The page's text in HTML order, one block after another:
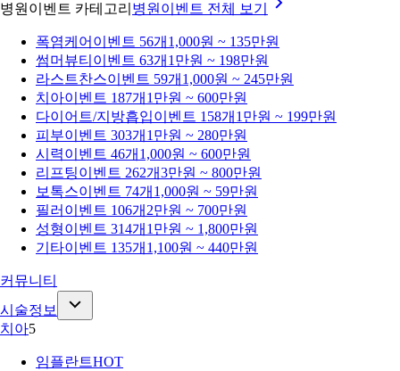
병원이벤트 카테고리 병원이벤트 전체 보기
폭염케어 이벤트 56개 1,000원 ~ 135만원
썸머뷰티 이벤트 63개 1만원 ~ 198만원
라스트찬스이벤트 59개 1,000원 ~ 245만원
치아이벤트 187개 1만원 ~ 600만원
다이어트/지방흡입이벤트 158개 1만원 ~ 199만원
피부이벤트 303개 1만원 ~ 280만원
시력이벤트 46개 1,000원 ~ 600만원
리프팅이벤트 262개3만원 ~ 800만원
보톡스이벤트 74개 1,000원 ~ 59만원
필러 이벤트 106개 2만원 ~ 700만원
성형이벤트 314개 1만원 ~ 1,800만원
기타이벤트 135개 1,100원 ~ 440만원
커뮤니티
시술정보
치아5
임플란트HOT